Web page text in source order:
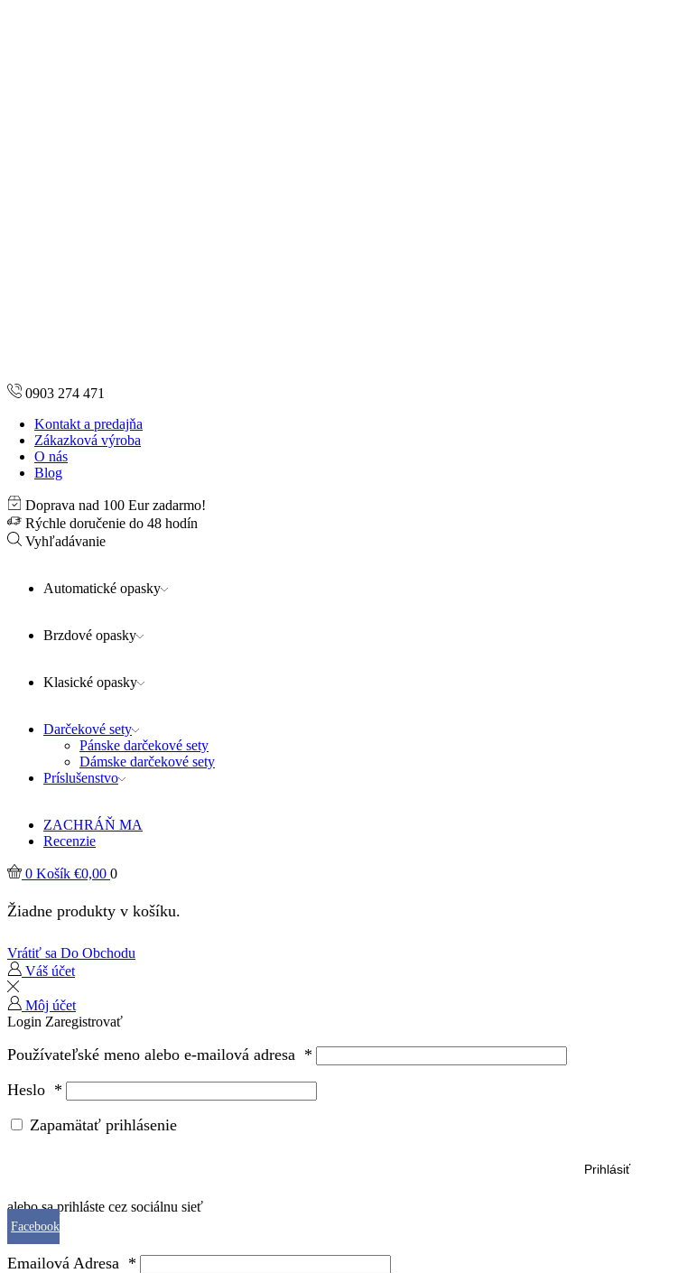
0903 274 471
Kontakt a predajňa
Zákazková výroba
O nás
Blog
Doprava nad 100 Eur zadarmo!
Rýchle doručenie do 48 hodín
Vyhľadávanie
Automatické opasky
Brzdové opasky
Klasické opasky
Darčekové sety
Pánske darčekové sety
Dámske darčekové sety
Príslušenstvo
ZACHRÁŇ MA
Recenzie
0 Košík €0,00 0
Žiadne produkty v košíku.
Vrátiť sa Do Obchodu
Váš účet
Môj účet
Login Zaregistrovať
Používateľské meno alebo e-mailová adresa *
Heslo *
Zapamätať prihlásenie
Prihlásiť
alebo sa prihláste cez sociálnu sieť
Facebook
Emailová Adresa *